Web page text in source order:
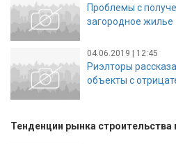
Проблемы с
загородное
04.06.2019 | 12:45
Риэлторы
объекты с
Тенденции рынка